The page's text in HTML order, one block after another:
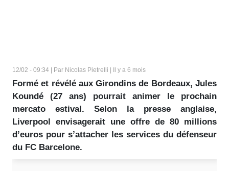
12/02 - 09:34 | Par Nicolas Pietrelli | Il y a 6 mois
Formé et révélé aux Girondins de Bordeaux, Jules
Koundé (27 ans) pourrait animer le prochain
mercato estival. Selon la presse anglaise,
Liverpool envisagerait une offre de 80 millions
d’euros pour s’attacher les services du défenseur
du FC Barcelone.